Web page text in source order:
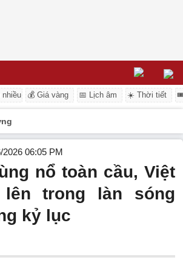
nhiều 💰 Giá vàng 📅 Lịch âm ☀️ Thời tiết
2026 06:05 PM
nổ toàn cầu, Việt
trong làn sóng
kỷ lục